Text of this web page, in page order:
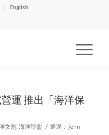
English
運 推出「海洋保
文創, 海洋聯盟 / 通過： john